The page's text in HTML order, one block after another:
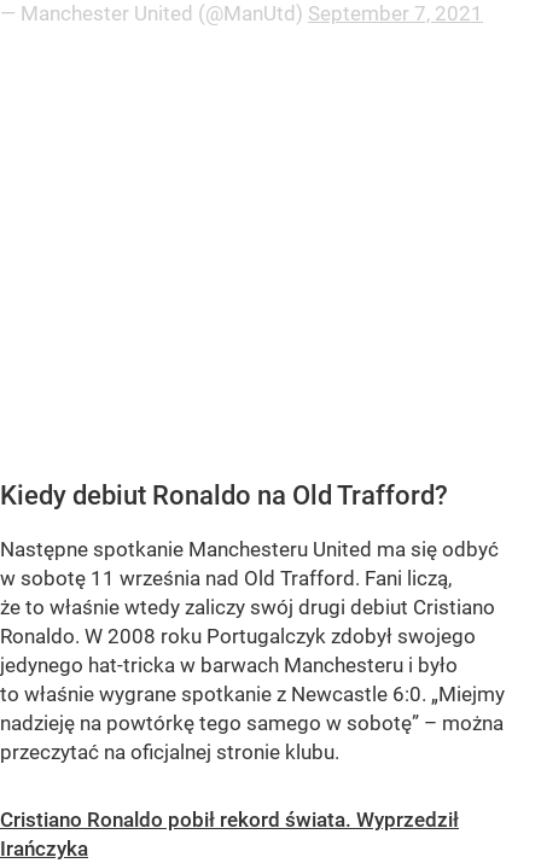
— Manchester United (@ManUtd) September 7, 2021
Kiedy debiut Ronaldo na Old Trafford?
Następne spotkanie Manchesteru United ma się odbyć
w sobotę 11 września nad Old Trafford. Fani liczą,
że to właśnie wtedy zaliczy swój drugi debiut Cristiano
Ronaldo. W 2008 roku Portugalczyk zdobył swojego
jedynego hat-tricka w barwach Manchesteru i było
to właśnie wygrane spotkanie z Newcastle 6:0. „Miejmy
nadzieję na powtórkę tego samego w sobotę” – można
przeczytać na oficjalnej stronie klubu.
Cristiano Ronaldo pobił rekord świata. Wyprzedził
Irańczyka